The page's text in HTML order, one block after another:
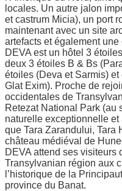
locales. Un autre jalon
et castrum Micia), un port
maintenant avec un site
artefacts et également
DEVA est un hôtel 3
deux 3 étoiles B & Bs
étoiles (Deva et Sarmis)
Glat Exim). Proche de
occidentales de
Retezat National Park (au
naturelle exceptionnelle
que Tara Zarandului, Tara
château médiéval de
DEVA attend ses visiteurs
Transylvanian région aux
l’historique de la
province du Banat.